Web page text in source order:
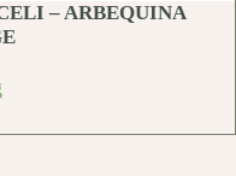
– ARBEQUINA